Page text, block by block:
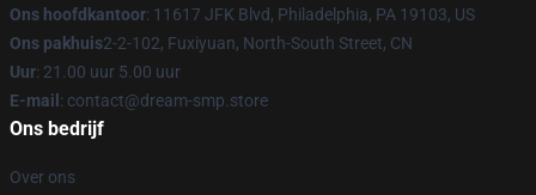
Ons hoofdkantoor: 11617 JFK Blvd, Philadelphia, PA 19103, US
Ons pakhuis2-2-102, Fuxiyuan, North-South Street, CN
Uur: 21.00 uur 5.00 uur
E-mail : contact@dream-smp.store
Ons bedrijf
Over ons